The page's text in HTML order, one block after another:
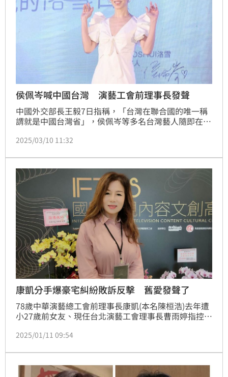
侯佩岑喊中國台灣 演藝工會前理事長發聲
中國外交部長王毅7日指稱，「台灣在聯合國的唯一稱
謂就是中國台灣省」，侯佩岑等多名台灣藝人隨即在微
中華民國主權的少數台灣藝人，給予最嚴厲的譴責，依
了。
2025/03/10 11:32
康凱分手爆豪宅糾紛敗訴反擊 舊愛發聲了
78歲中華演藝總工會前理事長康凱(本名陳桓浩)去年遭
小27歲前女友、現任台北演藝工會理事長曹雨婷指控欠
室，沒想到康凱拖欠55萬房租，為此曹雨婷事後告上法
謗。對此曹雨婷也回應了。蔡維歆
2025/01/11 09:54